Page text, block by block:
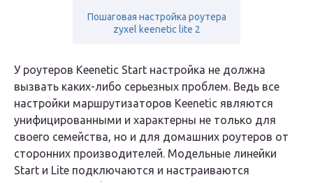
Пошаговая настройка роутера
zyxel keenetic lite 2
У роутеров Кeenetic Start настройка не должна
вызвать каких-либо серьезных проблем. Ведь все
настройки маршрутизаторов Keenetic являются
унифицированными и характерны не только для
своего семейства, но и для домашних роутеров от
сторонних производителей. Модельные линейки
Start и Lite подключаются и настраиваются